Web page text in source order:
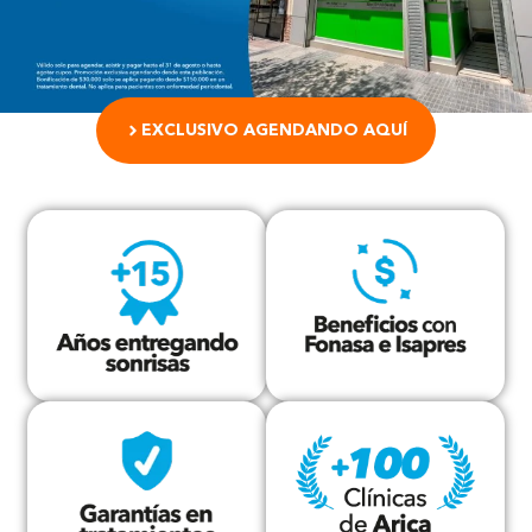
EXCLUSIVO AGENDANDO AQUÍ